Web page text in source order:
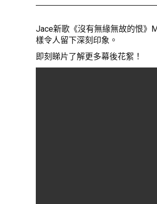
Jace新歌《沒有無緣無故的恨》
樣令人留下深刻印象。
即刻睇片了解更多幕後花絮！